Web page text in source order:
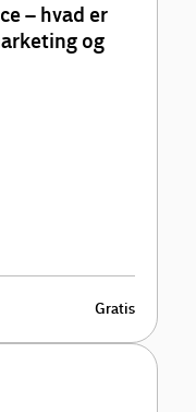
– hvad er
og
Gratis